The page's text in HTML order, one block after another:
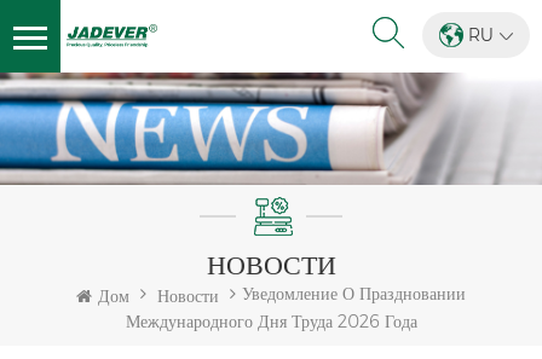
RU
НОВОСТИ
Дом Новости
Уведомление О Праздновании
Международного Дня Труда 2026 Года